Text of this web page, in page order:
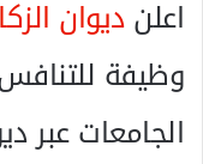
و
ي
اعلنديوان
وظيفة
الجامعات عبر